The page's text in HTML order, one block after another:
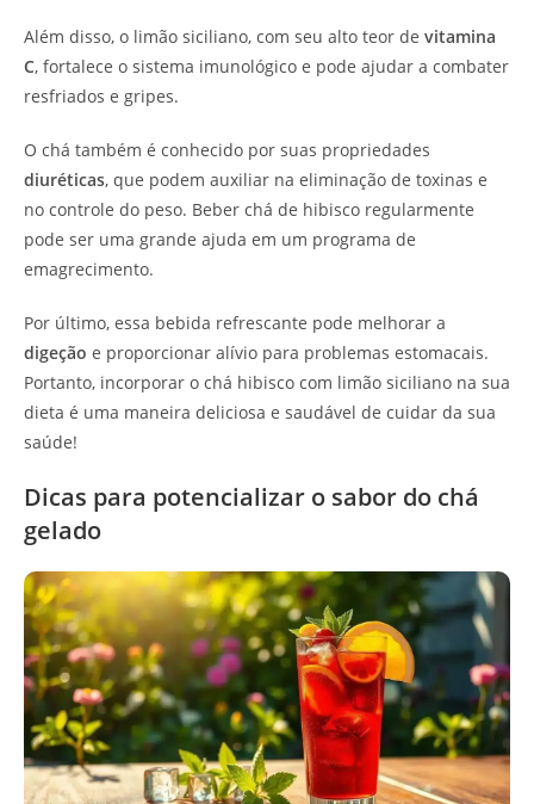
Além disso, o limão siciliano, com seu alto teor de vitamina
C, fortalece o sistema imunológico e pode ajudar a combater
resfriados e gripes.
O chá também é conhecido por suas propriedades
diuréticas, que podem auxiliar na eliminação de toxinas e
no controle do peso. Beber chá de hibisco regularmente
pode ser uma grande ajuda em um programa de
emagrecimento.
Por último, essa bebida refrescante pode melhorar a
digeção e proporcionar alívio para problemas estomacais.
Portanto, incorporar o chá hibisco com limão siciliano na sua
dieta é uma maneira deliciosa e saudável de cuidar da sua
saúde!
Dicas para potencializar o sabor do chá
gelado